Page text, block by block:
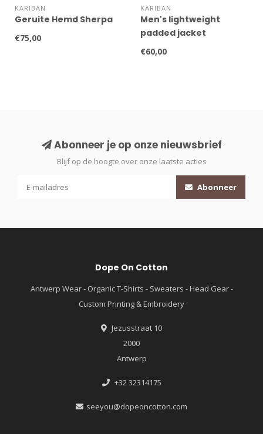
KARIBAN
Geruite Hemd Sherpa
€75,00
KARIBAN
Men's lightweight
padded jacket
€60,00
Abonneer je op onze nieuwsbrief
Blijf op de hoogte over onze laatste acties
Abonneer
Dope On Cotton
Antwerp Wear - Organic T-Shirts - Sweaters - Head Gear -
Custom Printing & Embroidery
Jezusstraat 10
2000
Antwerp
+32 32314175
seeyou@dopeoncotton.com